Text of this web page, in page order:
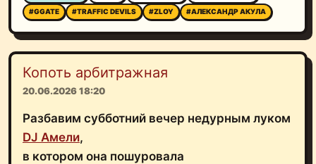
#GGATE
#TRAFFIC DEVILS #ZLOY #АЛЕКСАНДР АКУЛА
Копоть арбитражная
20.06.2026 18:20
Разбавим субботний вечер недурным луком
DJ Амели,
в котором она пошуровала